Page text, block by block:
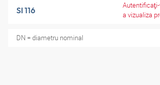
SI 116
a vizualiza
DN = diametru nominal